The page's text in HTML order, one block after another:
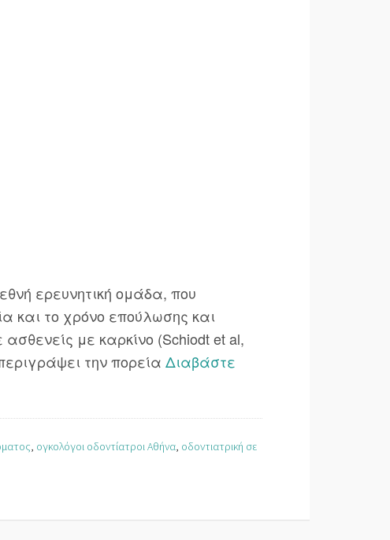
ερευνητική ομάδα, που
και το χρόνο επούλωσης και
με καρκίνο (Schiodt et al,
την πορεία Διαβάστε
, ογκολόγοι οδοντίατροι Αθήνα, οδοντιατρική σε